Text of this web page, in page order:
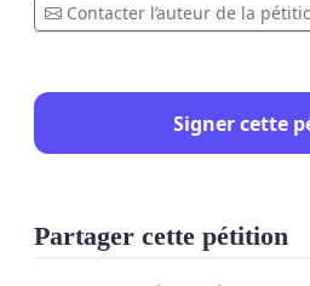
Contacter l’auteur de la
Signer cette
Partager cette pétition